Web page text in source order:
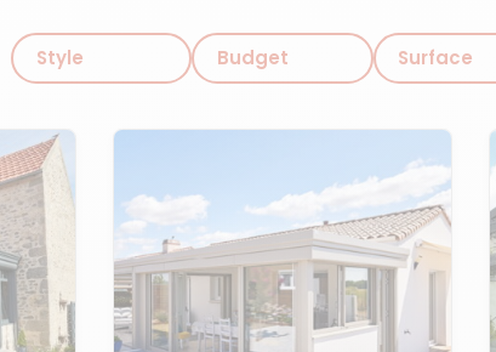
Style Budget Surface